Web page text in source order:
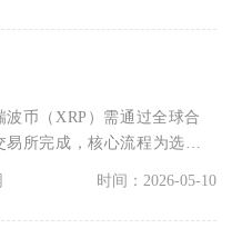
波币（XRP）需通过全球合
易所完成，核心流程为选择
实
时间：2026-05-10